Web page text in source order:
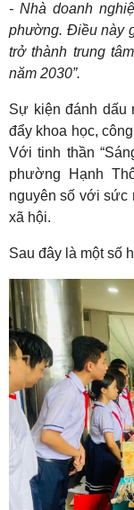
- Nhà doanh
phường. Điều này
trở thành trung
năm 2030”.
Sự kiện đánh dấu
đẩy khoa học,
Với tinh thần
phường Hạnh
nguyên số với sức
xã hội.
Sau đây là một số